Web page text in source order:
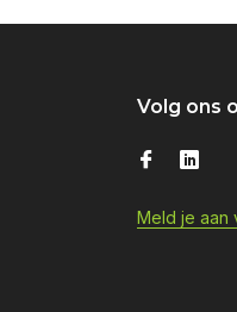
Volg ons
Meld je aan